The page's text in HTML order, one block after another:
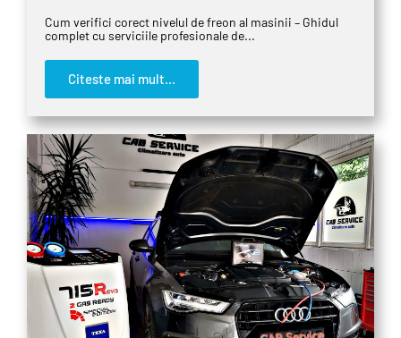
Cum verifici corect nivelul de freon al masinii – Ghidul
complet cu serviciile profesionale de...
Citeste mai mult...